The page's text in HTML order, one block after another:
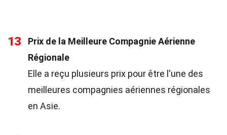
13
Prix de la Meilleure Compagnie Aérienne
Régionale
Elle a reçu plusieurs prix pour être l'une des
meilleures compagnies aériennes régionales
en Asie.